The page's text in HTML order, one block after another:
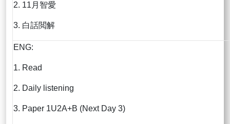
2. 11月智愛
3. 白話閲解
ENG:
1. Read
2. Daily listening
3. Paper 1U2A+B (Next Day 3)